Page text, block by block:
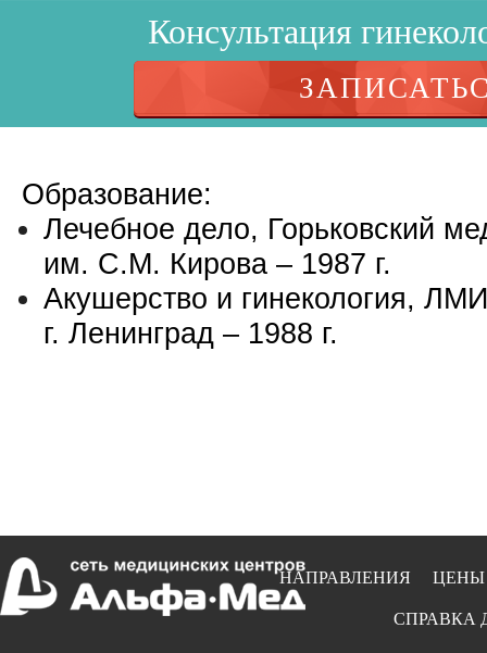
Консультация
Образование:
Лечебное дело, Горьковский
им. С.М. Кирова – 1987 г.
Акушерство и гинекология,
г. Ленинград – 1988 г.
ЦЕНЫ
НАПРАВЛЕНИЯ
СПРАВКА